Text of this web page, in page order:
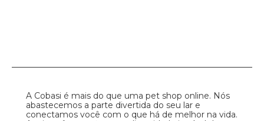
A Cobasi é mais do que uma pet shop online. Nós
abastecemos a parte divertida do seu lar e
conectamos você com o que há de melhor na vida.